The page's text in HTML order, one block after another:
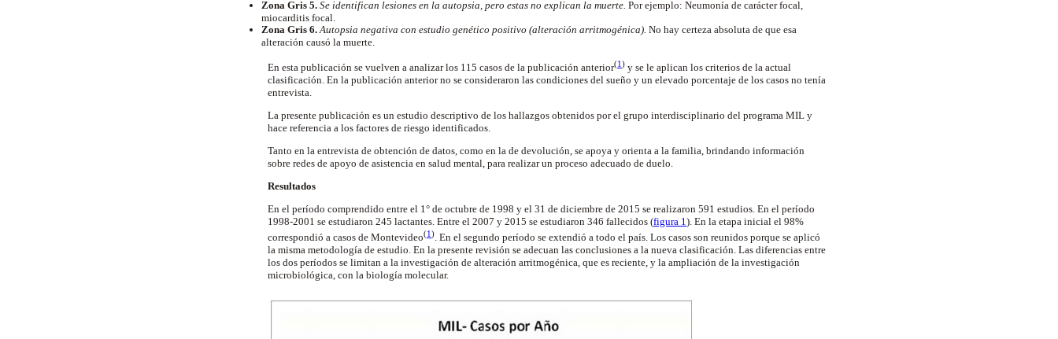
Zona Gris 5. Se identifican lesiones en la autopsia, pero estas no explican la muerte. Por ejemplo: Neumonía de carácter focal,
miocarditis focal.
Zona Gris 6. Autopsia negativa con estudio genético positivo (alteración arritmogénica). No hay certeza absoluta de que esa
alteración causó la muerte.
En esta publicación se vuelven a analizar los 115 casos de la publicación anterior(1) y se le aplican los criterios de la actual
clasificación. En la publicación anterior no se consideraron las condiciones del sueño y un elevado porcentaje de los casos no tenía
entrevista.
La presente publicación es un estudio descriptivo de los hallazgos obtenidos por el grupo interdisciplinario del programa MIL y
hace referencia a los factores de riesgo identificados.
Tanto en la entrevista de obtención de datos, como en la de devolución, se apoya y orienta a la familia, brindando información
sobre redes de apoyo de asistencia en salud mental, para realizar un proceso adecuado de duelo.
Resultados
En el período comprendido entre el 1° de octubre de 1998 y el 31 de diciembre de 2015 se realizaron 591 estudios. En el período
1998-2001 se estudiaron 245 lactantes. Entre el 2007 y 2015 se estudiaron 346 fallecidos (figura 1). En la etapa inicial el 98%
correspondió a casos de Montevideo(1) . En el segundo período se extendió a todo el país. Los casos son reunidos porque se aplicó
la misma metodología de estudio. En la presente revisión se adecuan las conclusiones a la nueva clasificación. Las diferencias entre
los dos períodos se limitan a la investigación de alteración arritmogénica , que es reciente, y la ampliación de la investigación
microbiológica, con la biología molecular.